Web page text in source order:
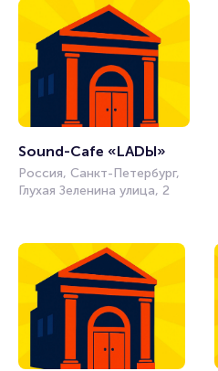
Sound-Cafe «LADЫ»
Россия, Санкт-Петербург,
Глухая Зеленина улица, 2